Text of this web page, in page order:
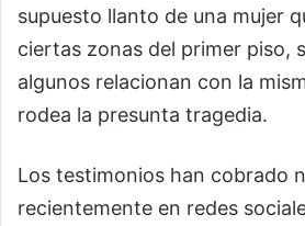
supuesto llanto de una mujer
ciertas zonas del primer piso,
algunos relacionan con la
rodea la presunta tragedia.
Los testimonios han cobrado
recientemente en redes